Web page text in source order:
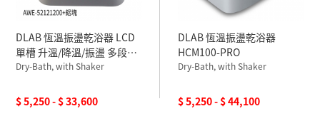
DLAB 恆溫振盪乾浴器 LCD
單槽 升溫/降溫/振盪 多段程
控 HC110-PRO 100~240V
Dry-Bath, with Shaker
$ 5,250 - $ 33,600
DLAB 恆溫振盪乾浴器
HCM100-PRO
Dry-Bath, with Shaker
$ 5,250 - $ 44,100